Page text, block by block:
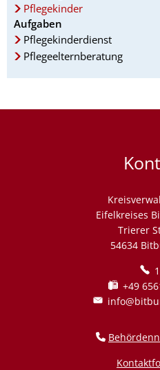
Pflegekinder
Aufgaben
Pflegekinderdienst
Pflegeelternberatung
Eifelkreises
Trierer
54634
+49